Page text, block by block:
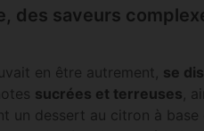
des saveurs
en être autrement, se
sucrées et terreuses ,
un dessert au citron à base